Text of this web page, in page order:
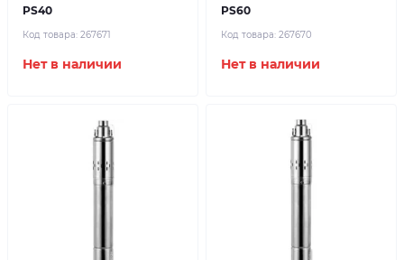
PS40
Код товара: 267671
Нет в наличии
PS60
Код товара: 267670
Нет в наличии